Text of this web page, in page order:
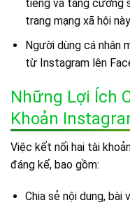
tiếng và tăng cường
trang mạng xã hội
Người dùng cá nhân
từ Instagram lên
Những Lợi Ích
Khoản
Việc kết nối hai tài
đáng kể, bao gồm:
Chia sẻ nội dung,